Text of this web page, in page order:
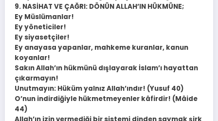
9. NASİHAT VE ÇAĞRI: DÖNÜN ALLAH’IN HÜKMÜNE;
Ey Müslümanlar!
Ey yöneticiler!
Ey siyasetçiler!
Ey anayasa yapanlar, mahkeme kuranlar, kanun
koyanlar!
Sakın Allah’ın hükmünü dışlayarak İslam’ı hayattan
çıkarmayın!
Unutmayın: Hüküm yalnız Allah’ındır! (Yusuf 40)
O’nun indirdiğiyle hükmetmeyenler kâfirdir! (Mâide
44)
Allah’ın izin vermediği bir sistemi dinden saymak şirk